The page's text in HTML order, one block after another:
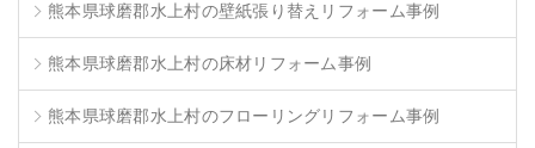
熊本県球磨郡水上村の壁紙張り替えリフォーム事例
熊本県球磨郡水上村の床材リフォーム事例
熊本県球磨郡水上村のフローリングリフォーム事例